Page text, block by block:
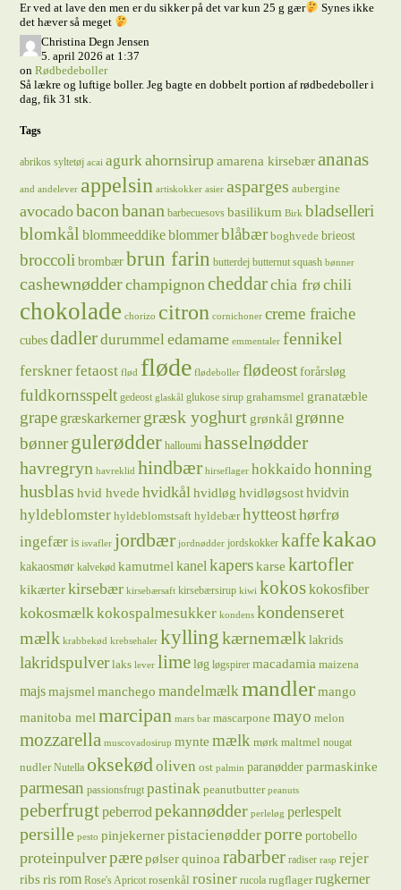
Er ved at lave den men er du sikker på det var kun 25 g gær
Synes ikke
det hæver så meget
Christina Degn Jensen
5. april 2026 at 1:37
onRødbedeboller
Så lækre og luftige boller. Jeg bagte en dobbelt portion af rødbedeboller i
dag, fik 31 stk.
Tags
abrikos syltetøj acai agurkahornsirupamarena kirsebærananas
and andelever appelsin artiskokker asier asparges aubergine
avocadobaconbanan barbecuesovs basilikum Birk bladselleri
blomkål blommeeddikeblommerblåbær boghvede brieost
broccoli brombær brun farin butterdej butternut squash bønner
cashewnødderchampignoncheddarchia frøchili
chokolade chorizo citron cornichoner creme fraiche
cubes dadlerdurummeledamame emmentaler fennikel
fersknerfetaost flød fløde flødeboller flødeost forårsløg
fuldkornsspelt gedeost glaskål glukose sirup grahamsmel granatæble
grape græskarkernergræsk yoghurt grønkål grønne
bønnergulerødder halloumi hasselnødder
havregryn havreklid hindbær hirseflager hokkaido honning
husblas hvid hvede hvidkålhvidløg hvidløgsost hvidvin
hyldeblomster hyldeblomstsaft hyldebær hytteosthørfrø
ingefær is isvafler jordbær jordnødder jordskokker kaffekakao
kakaosmør kalvekød kamutmel kanelkaperskarse kartofler
kikærterkirsebær kirsebærsaft kirsebærsirup kiwi kokoskokosfiber
kokosmælkkokospalmesukker kondens kondenseret
mælk krabbekød krebsehaler kylling kærnemælk lakrids
lakridspulver laks lever lime løg løgspirer macadamia maizena
majsmajsmel manchego mandelmælkmandler mango
manitoba mel marcipan mars bar mascarpone mayo melon
mozzarella muscovadosirup mynte mælk mørk maltmel nougat
nudler Nutella oksekødoliven ost palmin paranødder parmaskinke
parmesan passionsfrugt pastinak peanutbutter peanuts
peberfrugtpeberrodpekannødder perleløg perlespelt
persille pesto pinjekerner pistacienødderporre portobello
proteinpulverpære pølser quinoa rabarber radiser rasp rejer
ribs risrom Rose's Apricot rosenkål rosiner rucola rugflager rugkerner